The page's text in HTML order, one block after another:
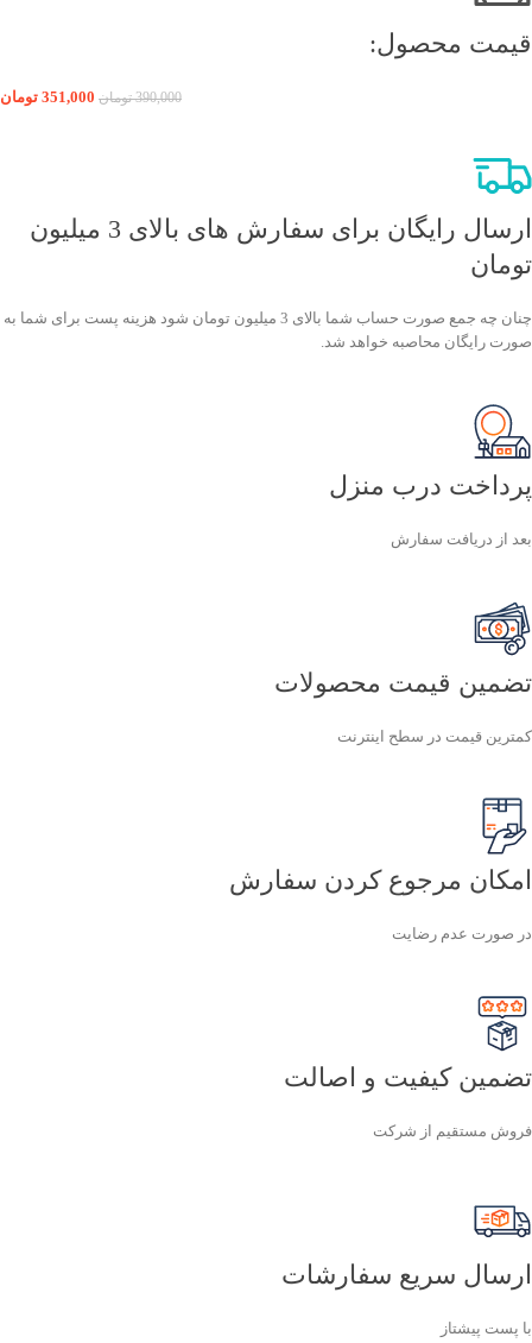
قیمت محصول:​
390,000 تومان 351,000 تومان
ارسال رایگان برای سفارش های بالای 3 میلیون
تومان
چنان چه جمع صورت حساب شما بالای 3 میلیون تومان شود هزینه پست برای شما به
صورت رایگان محاصبه خواهد شد.
پرداخت درب منزل
بعد از دریافت سفارش
تضمین قیمت محصولات
کمترین قیمت در سطح اینترنت
امکان مرجوع کردن سفارش
در صورت عدم رضایت
تضمین کیفیت و اصالت
فروش مستقیم از شرکت
ارسال سریع سفارشات
با پست پیشتاز